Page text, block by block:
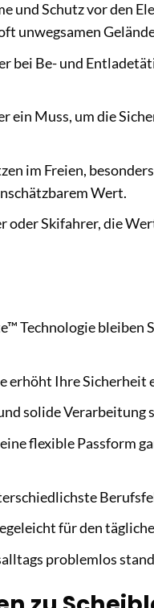
und Schutz vor den
unwegsamen
bei Be- und
ein Muss, um die
im Freien,
Wert.
oder Skifahrer, die
Technologie bleiben
erhöht Ihre Sicherheit
solide Verarbeitung
flexible Passform
für den
problemlos